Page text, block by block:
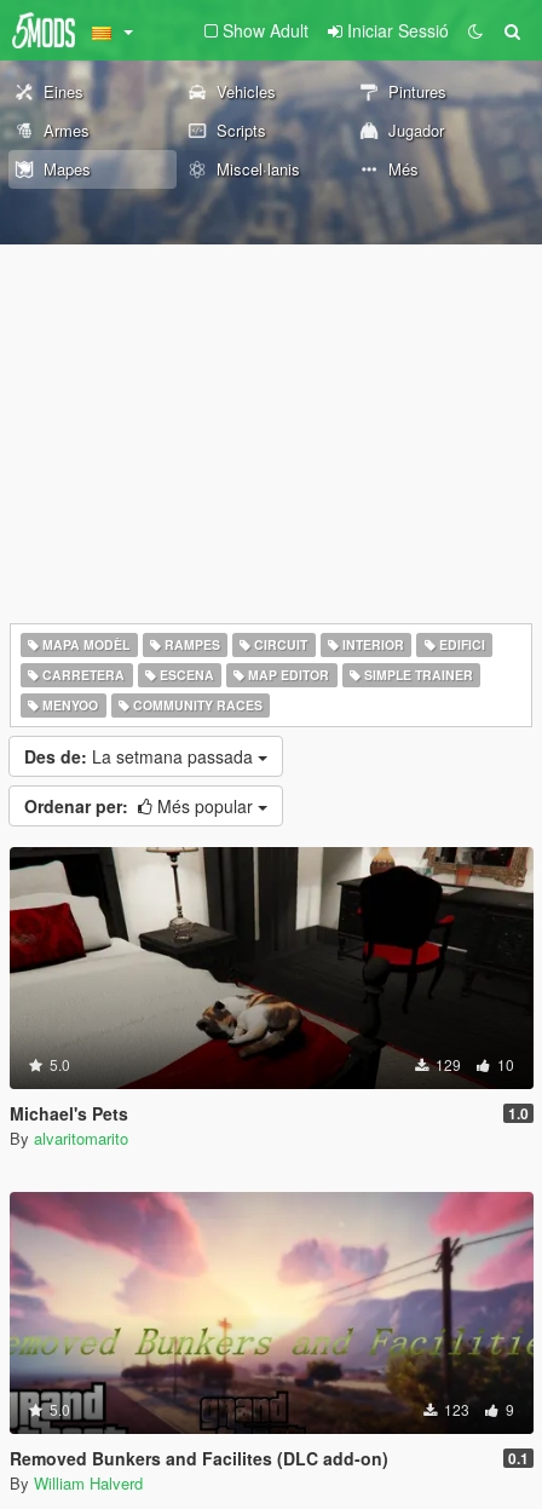
Show Adult Iniciar Sessió
Eines Vehicles
Pintures
Armes
Scripts
Jugador
Mapes
Miscel·lanis Més
MAPA MODÈL RAMPES CIRCUIT INTERIOR
EDIFICI
CARRETERA
ESCENA MAP EDITOR
SIMPLE TRAINER
MENYOO
COMMUNITY RACES
Des de: La setmana passada
Ordenar per: Més popular
5.0 129 10
Michael's Pets 1.0
By alvaritomarito
5.0 123 9
Removed Bunkers and Facilites (DLC add-on) 0.1
By William Halverd